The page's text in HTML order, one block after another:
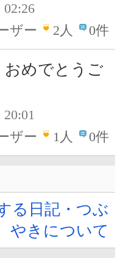
02:26
ザー
2人 0件
おめでとうご
ザー
1人 0件
る日記・つぶ
やきについて